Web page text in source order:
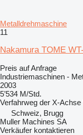
Metalldrehmaschine
11
Nakamura TOME
Preis auf Anfrage
Industriemaschinen -
2003
5’534 M/Std.
Verfahrweg der X-Achse
Schweiz, Brugg
Muller Machines SA
Verkäufer kontaktieren